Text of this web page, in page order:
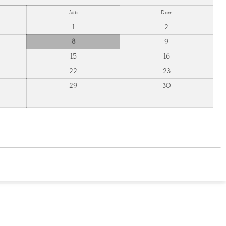
Sáb Dom
1
2
8
9
15
16
22
23
29
30